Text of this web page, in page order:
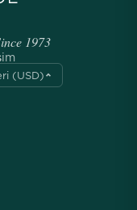
1973
(USD)